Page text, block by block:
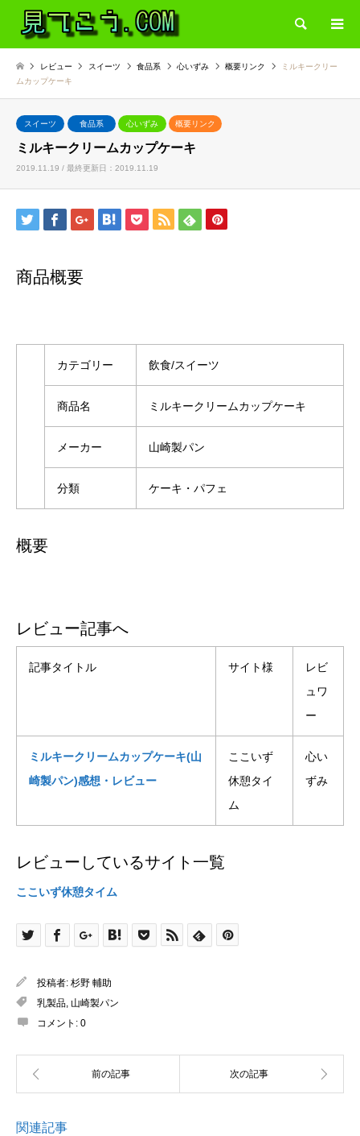
検索
レビュー スイーツ 食品系 心いずみ 概要リンク
ミルキークリー
ムカップケーキ
スイーツ 食品系 心いずみ 概要リンク
ミルキークリームカップケーキ
2019.11.19 / 最終更新日：2019.11.19
商品概要
カテゴリー 飲食/スイーツ
商品名 ミルキークリームカップケーキ
メーカー 山崎製パン
分類 ケーキ・パフェ
概要
レビュー記事へ
記事タイトル サイト様
レビ
ュワ
ー
ミルキークリームカップケーキ(山
崎製パン)感想・レビュー
ここいず
休憩タイ
ム
心い
ずみ
レビューしているサイト一覧
ここいず休憩タイム
投稿者: 杉野 輔助
乳製品, 山崎製パン
コメント: 0
関連記事